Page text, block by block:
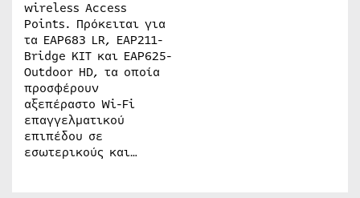
wireless Access
Points. Πρόκειται για
τα EAP683 LR, EAP211-
Bridge KIT και EAP625-
Outdoor HD, τα οποία
προσφέρουν
αξεπέραστο Wi-Fi
επαγγελματικού
επιπέδου σε
εσωτερικούς και…